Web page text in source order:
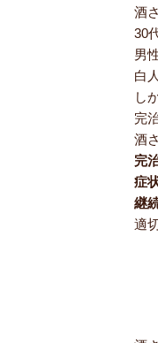
酒
30
男
白
し
完
酒
完
症
継
適